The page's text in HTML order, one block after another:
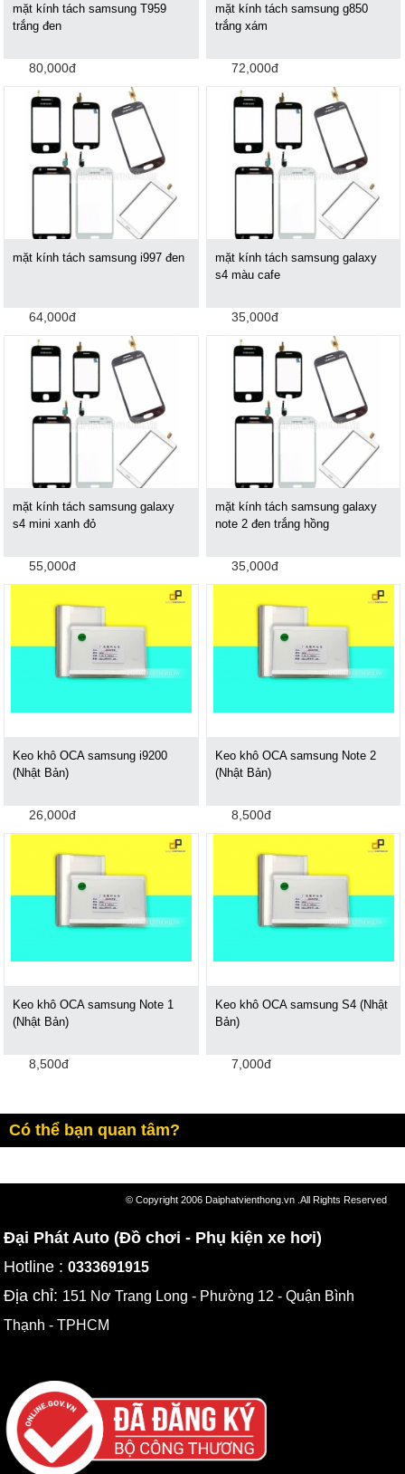
mặt kính tách samsung T959
trắng đen
80,000đ
mặt kính tách samsung g850
trắng xám
72,000đ
mặt kính tách samsung i997 đen
64,000đ
mặt kính tách samsung galaxy
s4 màu cafe
35,000đ
mặt kính tách samsung galaxy
s4 mini xanh đỏ
55,000đ
mặt kính tách samsung galaxy
note 2 đen trắng hồng
35,000đ
Keo khô OCA samsung i9200
(Nhật Bản)
26,000đ
Keo khô OCA samsung Note 2
(Nhật Bản)
8,500đ
Keo khô OCA samsung Note 1
(Nhật Bản)
8,500đ
Keo khô OCA samsung S4 (Nhật
Bản)
7,000đ
Có thể bạn quan tâm?
© Copyright 2006 Daiphatvienthong.vn .All Rights Reserved
Đại Phát Auto (Đồ chơi - Phụ kiện xe hơi)
Hotline :0333691915
Địa chỉ: 151 Nơ Trang Long - Phường 12 - Quận Bình
Thạnh - TPHCM